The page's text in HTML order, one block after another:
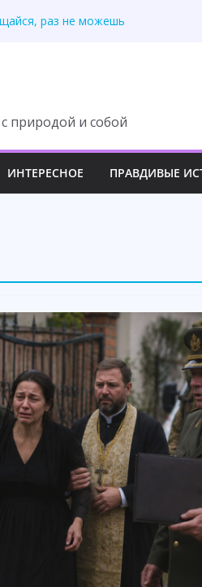
профессор не увидел шрам
дачу на свекровь
сказал муж, и она ушла
природой и собой
ИНТЕРЕСНОЕ ПРАВДИВЫЕ